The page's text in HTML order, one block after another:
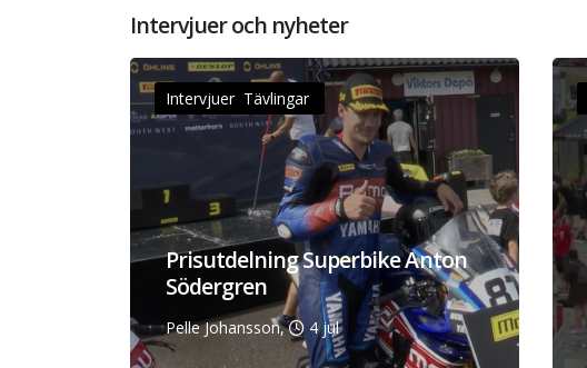
Intervjuer och nyheter
Intervjuer Tävlingar
Prisutdelning Superbike Anton
Södergren
Pelle Johansson, 4 jul